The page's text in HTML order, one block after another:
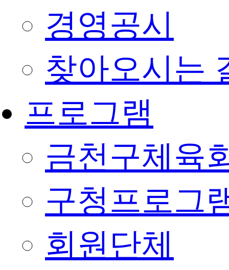
경영공시
찾아오시는
프로그램
금천구체육
구청프로그
회원단체